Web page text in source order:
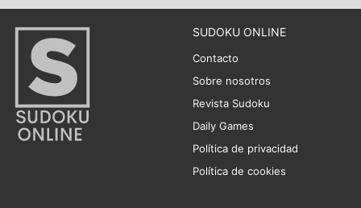
SUDOKU ONLINE
Contacto
Sobre nosotros
Revista Sudoku
Daily Games
Política de privacidad
Política de cookies